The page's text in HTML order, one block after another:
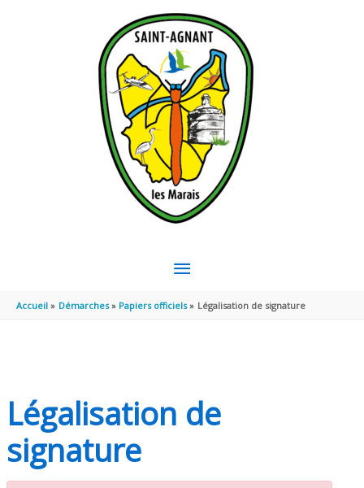
MENU
PRINCIPAL
Accueil Démarches Papiers officiels Légalisation de signature
Légalisation de
signature